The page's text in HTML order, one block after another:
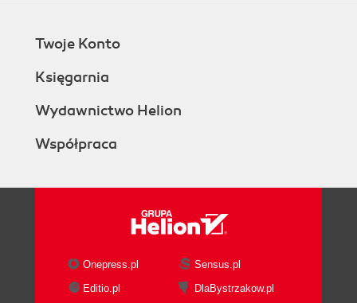
Twoje Konto
Księgarnia
Wydawnictwo Helion
Współpraca
Onepress.pl
Sensus.pl
Editio.pl
DlaBystrzakow.pl